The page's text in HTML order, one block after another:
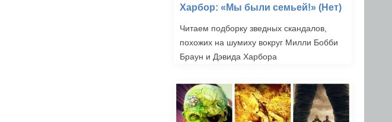
Харбор: «Мы были семьей!» (Нет)
Читаем подборку зведных скандалов,
похожих на шумиху вокруг Милли Бобби
Браун и Дэвида Харбора